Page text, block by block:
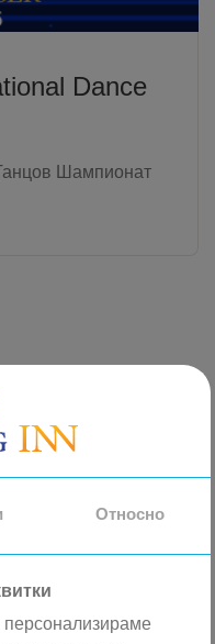
Dance
Шампионат
значение дали
Относно
персонализираме